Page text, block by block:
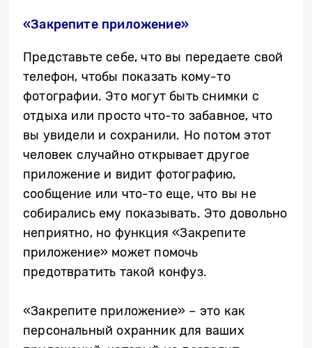
«Закрепите приложение»
Представьте себе, что вы передаете свой
телефон, чтобы показать кому-то
фотографии. Это могут быть снимки с
отдыха или просто что-то забавное, что
вы увидели и сохранили. Но потом этот
человек случайно открывает другое
приложение и видит фотографию,
сообщение или что-то еще, что вы не
собирались ему показывать. Это довольно
неприятно, но функция «Закрепите
приложение» может помочь
предотвратить такой конфуз.
«Закрепите приложение» – это как
персональный охранник для ваших